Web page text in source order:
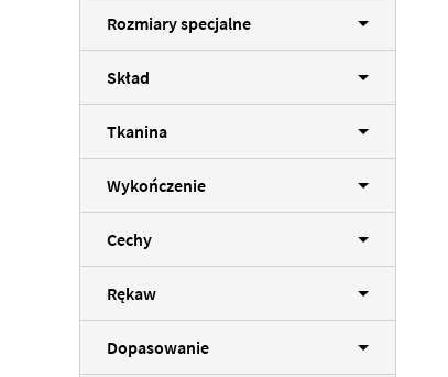
Rozmiary specjalne
Skład
Tkanina
Wykończenie
Cechy
Rękaw
Dopasowanie